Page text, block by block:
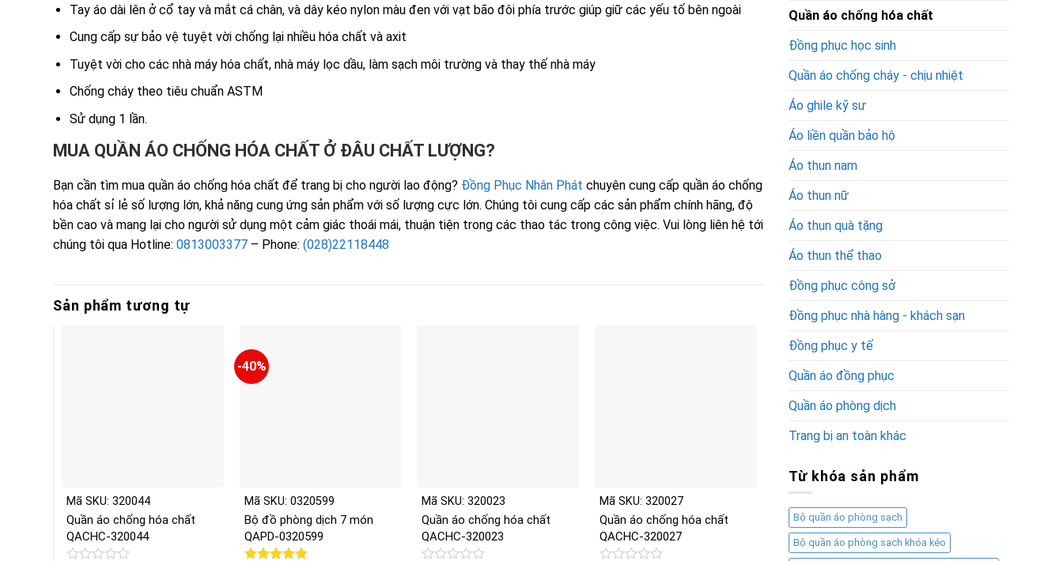
Tay áo dài lên ở cổ tay và mắt cá chân, và dây kéo nylon màu đen với vạt bão đôi phía trước giúp giữ các yếu tố bên ngoài
Cung cấp sự bảo vệ tuyệt vời chống lại nhiều hóa chất và axit
Tuyệt vời cho các nhà máy hóa chất, nhà máy lọc dầu, làm sạch môi trường và thay thế nhà máy
Chống cháy theo tiêu chuẩn ASTM
Sử dụng 1 lần.
MUA QUẦN ÁO CHỐNG HÓA CHẤT Ở ĐÂU CHẤT LƯỢNG?
Bạn cần tìm mua quần áo chống hóa chất để trang bị cho người lao động? Đồng Phục Nhân Phát chuyên cung cấp quần áo chống
hóa chất sỉ lẻ số lượng lớn, khả năng cung ứng sản phẩm với số lượng cực lớn. Chúng tôi cung cấp các sản phẩm chính hãng, độ
bền cao và mang lại cho người sử dụng một cảm giác thoái mái, thuận tiện trong các thao tác trong công việc. Vui lòng liên hệ tới
chúng tôi qua Hotline: 0813003377 – Phone: (028)22118448
Sản phẩm tương tự
Mã SKU: 320044
Quần áo chống hóa chất
QACHC-320044
-40%
Mã SKU: 0320599
Bộ đồ phòng dịch 7 món
QAPD-0320599
Mã SKU: 320023
Quần áo chống hóa chất
QACHC-320023
Mã SKU: 320027
Quần áo chống hóa chất
QACHC-320027
Quần áo chống hóa chất
Đồng phục học sinh
Quần áo chống cháy - chịu nhiệt
Áo ghile kỹ sư
Áo liền quần bảo hộ
Áo thun nam
Áo thun nữ
Áo thun quà tặng
Áo thun thể thao
Đồng phục công sở
Đồng phục nhà hàng - khách sạn
Đồng phục y tế
Quần áo đồng phục
Quần áo phòng dịch
Trang bị an toàn khác
Từ khóa sản phẩm
Bộ quần áo phòng sạch
Bộ quần áo phòng sạch khóa kéo